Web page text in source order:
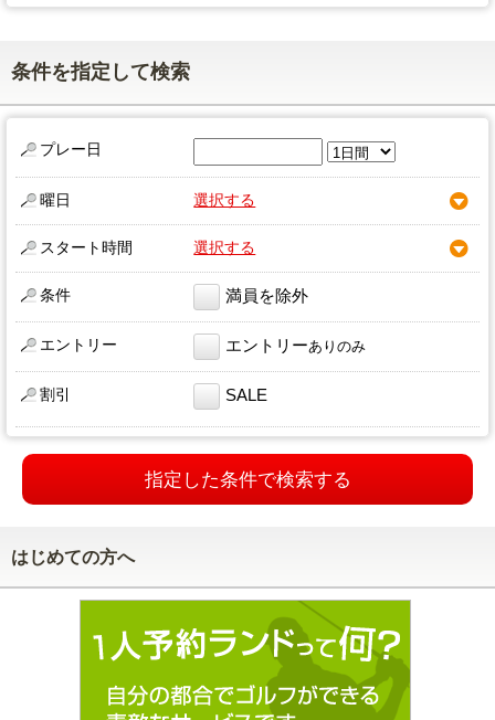
条件を指定して検索
プレー日
曜日 選択する
スタート時間 選択する
条件 満員を除外
エントリー エントリーありのみ
割引 SALE
指定した条件で検索する
はじめての方へ